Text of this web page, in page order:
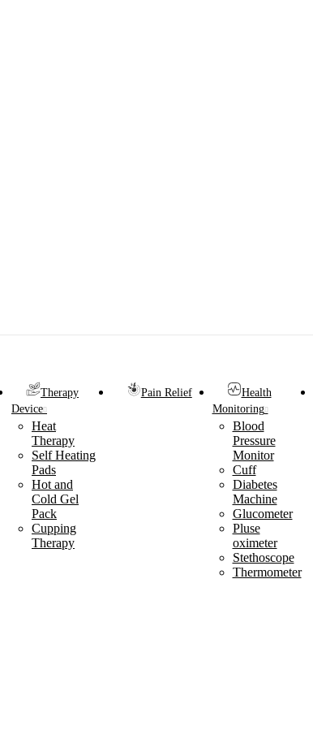
Therapy
Device
Heat
Therapy
Self Heating
Pads
Hot and
Cold Gel
Pack
Cupping
Therapy
Pain Relief
Health
Monitoring
Blood
Pressure
Monitor
Cuff
Diabetes
Machine
Glucometer
Pluse
oximeter
Stethoscope
Thermometer